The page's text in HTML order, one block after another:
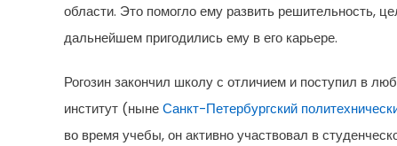
области. Это помогло ему развить решительность,
дальнейшем пригодились ему в его карьере.
Рогозин закончил школу с отличием и поступил в
институт (нынеСанкт-Петербургский
во время учебы, он активно участвовал в